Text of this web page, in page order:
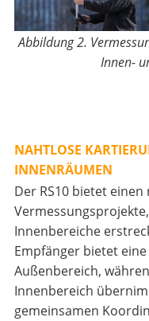
Abbildung 2.
Innen-
NAHTLOSE
INNENRÄUMEN
Der RS10 bietet
Innenbereiche
Empfänger bietet
Außenbereich,
Innenbereich
gemeinsamen